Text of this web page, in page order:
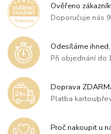
Ověřeno
Doporučuje nás
Odesíláme
Při objednání do
Doprava
Platba kartou/
Proč nakoupit u